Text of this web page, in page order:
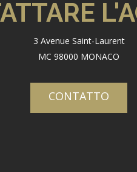
3 Avenue Saint-Laurent
MC 98000 MONACO
CONTATTO